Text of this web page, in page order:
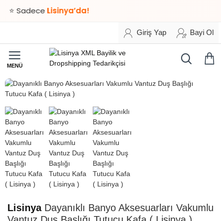
SadeceLisinya’da!
Giriş Yap Bayi Ol
TESLİMAT
LisinyaDayanıklı Banyo Aksesuarları Vakumlu